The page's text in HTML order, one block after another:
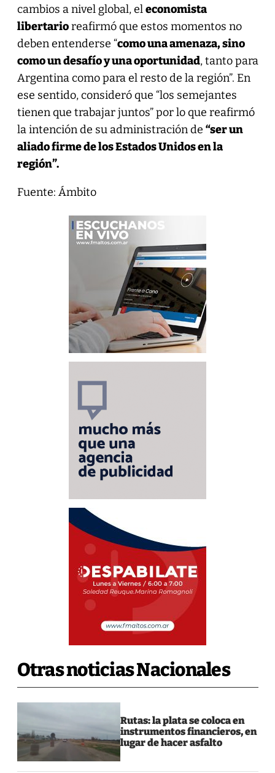
cambios a nivel global, eleconomista
libertarioreafirmó que estos momentos no
deben entenderse “como una amenaza, sino
como un desafío y una oportunidad, tanto para
Argentina como para el resto de la región”. En
ese sentido, consideró que “los semejantes
tienen que trabajar juntos” por lo que reafirmó
la intención de su administración de “ser un
aliado firme de los Estados Unidos en la
región”.
Fuente: Ámbito
Otras noticias Nacionales
Rutas: la plata se coloca en
instrumentos financieros, en
lugar de hacer asfalto